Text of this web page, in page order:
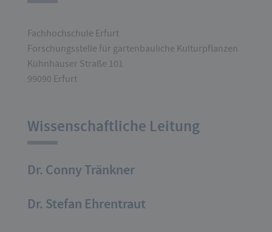
Fachhochschule Erfurt
Forschungsstelle für gartenbauliche Kulturpflanzen
Kühnhäuser Straße 101
99090 Erfurt
Wissenschaftliche Leitung
Dr. Conny Tränkner
Dr. Stefan Ehrentraut